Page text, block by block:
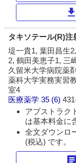
download
タキソテール(R)
堤一貴1, 葉田昌生
2, 鶴田美恵子1, 三
久留米大学病院薬
薬科大学実務実習
室4
医療薬学 35 (6)
アブストラク
は基本料金に
全文ダウンロ
(税込) です。
article